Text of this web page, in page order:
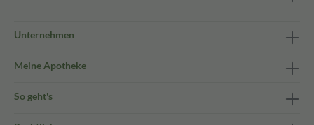
Unternehmen
Meine Apotheke
So geht's